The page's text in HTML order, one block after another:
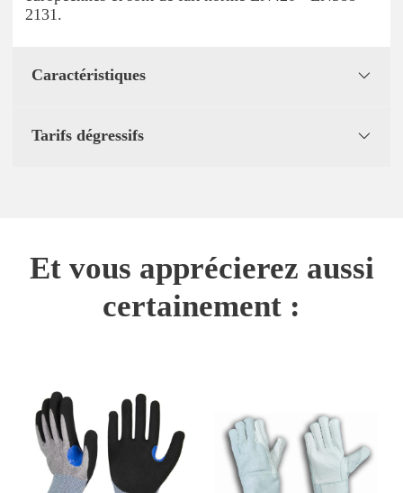
2131.
Caractéristiques
Tarifs dégressifs
Et vous apprécierez aussi
certainement :